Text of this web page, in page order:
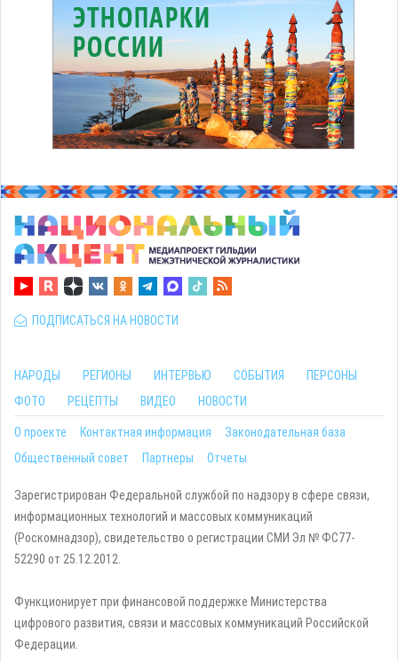
ПОДПИСАТЬСЯ НА НОВОСТИ
НАРОДЫ РЕГИОНЫ ИНТЕРВЬЮ СОБЫТИЯ
ПЕРСОНЫ
ФОТО
РЕЦЕПТЫ ВИДЕО НОВОСТИ
О проекте Контактная информация
Законодательная база
Общественный совет
Партнеры Отчеты
Зарегистрирован Федеральной службой по надзору в сфере связи,
информационных технологий и массовых коммуникаций
(Роскомнадзор), свидетельство о регистрации СМИ Эл № ФС77-
52290 от 25.12.2012.
Функционирует при финансовой поддержке Министерства
цифрового развития, связи и массовых коммуникаций Российской
Федерации.